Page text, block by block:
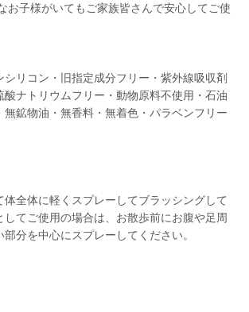
お子様がいてもご家族皆さんで安心してご使
シリコン・旧指定成分フリー・紫外線吸収剤
酸ナトリウムフリー・動物原料不使用・石油
無鉱物油・無香料・無着色・パラベンフリー
体全体に軽くスプレーしてブラッシングして
してご使用の場合は、お散歩前にお腹や足周
分を中心にスプレーしてください。